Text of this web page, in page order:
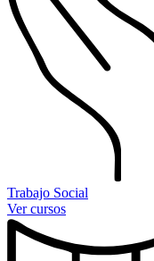
Trabajo Social
Ver cursos